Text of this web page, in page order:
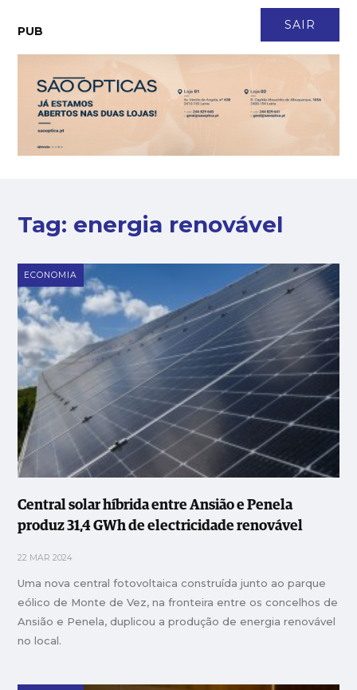
SAIR
PUB
Tag: energia renovável
ECONOMIA
Central solar híbrida entre Ansião e Penela
produz 31,4 GWh de electricidade renovável
22 MAR 2024
Uma nova central fotovoltaica construída junto ao parque
eólico de Monte de Vez, na fronteira entre os concelhos de
Ansião e Penela, duplicou a produção de energia renovável
no local.